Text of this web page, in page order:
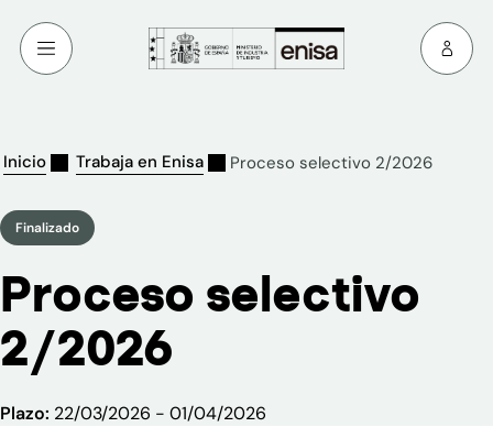
Inicio Trabaja en Enisa Proceso selectivo 2/2026
Finalizado
Proceso selectivo
2/2026
Plazo: 22/03/2026 - 01/04/2026